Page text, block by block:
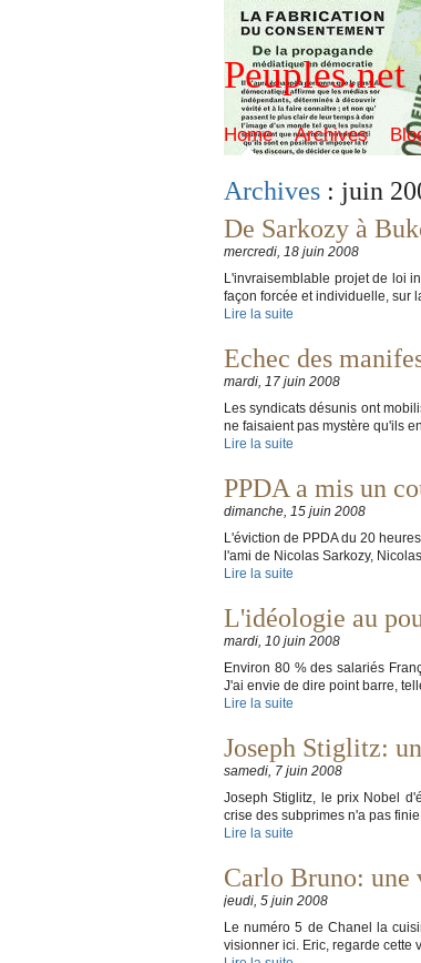
Peuples.net
Home Archives
Archives : juin
De Sarkozy à
mercredi, 18 juin 2008
L'invraisemblable projet de loi
façon forcée et individuelle, sur
Lire la suite
Echec des
mardi, 17 juin 2008
Les syndicats désunis ont
ne faisaient pas mystère qu'ils
Lire la suite
PPDA a mis un
dimanche, 15 juin 2008
L'éviction de PPDA du 20
l'ami de Nicolas Sarkozy,
Lire la suite
L'idéologie au
mardi, 10 juin 2008
Environ 80 % des salariés
J'ai envie de dire point barre,
Lire la suite
Joseph Stiglitz:
samedi, 7 juin 2008
Joseph Stiglitz, le prix Nobel
crise des subprimes n'a pas
Lire la suite
Carlo Bruno: une
jeudi, 5 juin 2008
Le numéro 5 de Chanel la
visionner ici. Eric, regarde cette